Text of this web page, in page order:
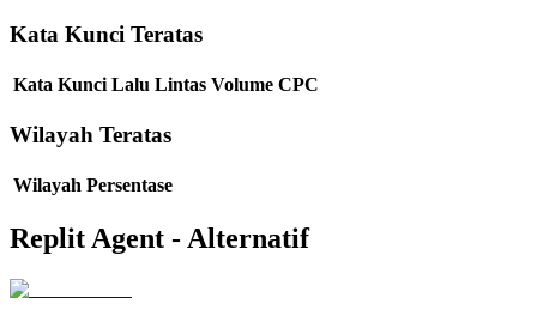
Kata Kunci Teratas
Kata Kunci Lalu Lintas Volume CPC
Wilayah Teratas
Wilayah Persentase
Replit Agent - Alternatif